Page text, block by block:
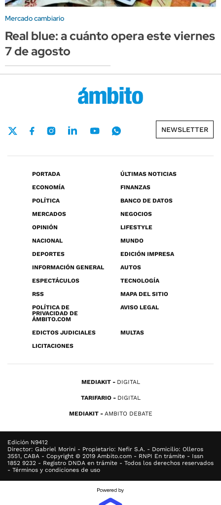
Mercado cambiario
Real blue: a cuánto opera este viernes
7 de agosto
NEWSLETTER
PORTADA
ÚLTIMAS NOTICIAS
ECONOMÍA
FINANZAS
POLÍTICA
BANCO DE DATOS
MERCADOS
NEGOCIOS
OPINIÓN
LIFESTYLE
NACIONAL
MUNDO
DEPORTES
EDICIÓN IMPRESA
INFORMACIÓN GENERAL
AUTOS
ESPECTÁCULOS
TECNOLOGÍA
RSS
MAPA DEL SITIO
POLÍTICA DE
PRIVACIDAD DE
ÁMBITO.COM
AVISO LEGAL
EDICTOS JUDICIALES
MULTAS
LICITACIONES
MEDIAKIT DIGITAL
TARIFARIO DIGITAL
MEDIAKIT AMBITO DEBATE
Edición N9412
Director: Gabriel Morini - Propietario: Nefir S.A. - Domicilio: Olleros
3551, CABA - Copyright © 2019 Ambito.com - RNPI En trámite - Issn
1852 9232 - Registro DNDA en trámite - Todos los derechos reservados
- Términos y condiciones de uso